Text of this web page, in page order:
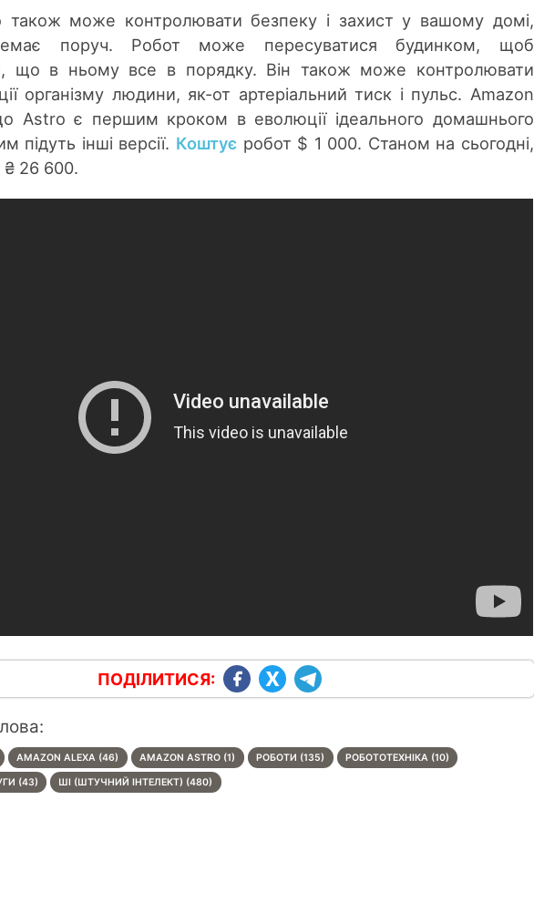
також може контролювати безпеку і захист у вашому домі,
поруч. Робот може пересуватися будинком, щоб
що в ньому все в порядку. Він також може контролювати
організму людини, як-от артеріальний тиск і пульс. Amazon
Astro є першим кроком в еволюції ідеального домашнього
підуть інші версії. Коштує робот $ 1 000. Станом на сьогодні,
26 600.
ПОДІЛИТИСЯ:
AMAZON ALEXA (46) AMAZON ASTRO (1) РОБОТИ (135) РОБОТОТЕХНІКА (10)
(43) ШІ (ШТУЧНИЙ ІНТЕЛЕКТ) (480)